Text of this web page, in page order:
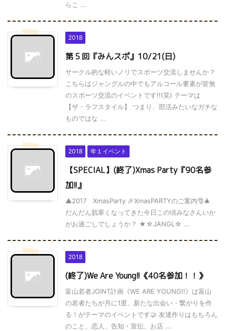
らこ ...
2018
第５回『みんスポ』10/21(日)
サークル的な軽いノリでスポーツ交流しませんか？
こちらはジャングルの中でもアルコール要素が皆無
のスポーツ交流のイベントです!!(笑) テーマは
【ザ・ラフスタイル】 つまり、部活みたいなガチな
ものではな ...
2018 年１イベント
【SPECIAL】(終了)Xmas Party『90名参
加!!』
▲2017 XmasParty 🎉XmasPARTYのご案内🎅🎄
だんだん肌寒くなってきた今日この頃みなさんいか
がお過ごしでしょうか？ ★☆JANGL☆ ...
2018
(終了)We Are Young!!《40名参加！！》
富山若者JOINT計画《WE ARE YOUNG!!》は富山
の若者たちが月に1度、新たな出会い・繋がりを作
る！がテーマのイベントです🤝 友達作りはもちろん
のこと、恋人、告知・宣伝、お店 ...